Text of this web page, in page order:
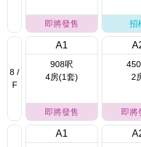
8 /
F
即將發售 招
A1
908呎
4房(1套)
即將發售
2
即將
A1